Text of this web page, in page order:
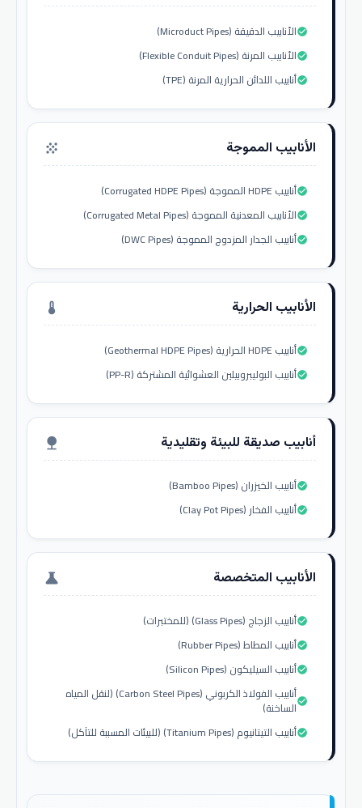
الأنابيب الدقيقة (Microduct Pipes)check_circle
الأنابيب المرنة (Flexible Conduit Pipes)check_circle
أنابيب اللدائن الحرارية المرنة (TPE)check_circle
الأنابيب المموجة grain
أنابيب HDPE المموجة (Corrugated HDPE Pipes)check_circle
الأنابيب المعدنية المموجة (Corrugated Metal Pipes)check_circle
أنابيب الجدار المزدوج المموجة (DWC Pipes)check_circle
الأنابيب الحرارية thermostat
أنابيب HDPE الحرارية (Geothermal HDPE Pipes)check_circle
أنابيب البوليبروبيلين العشوائية المشتركة (PP-R)check_circle
أنابيب صديقة للبيئة وتقليدية nature
أنابيب الخيزران (Bamboo Pipes)check_circle
أنابيب الفخار (Clay Pot Pipes)check_circle
الأنابيب المتخصصة science
أنابيب الزجاج (Glass Pipes) (للمختبرات)check_circle
أنابيب المطاط (Rubber Pipes)check_circle
أنابيب السيليكون (Silicon Pipes)check_circle
أنابيب الفولاذ الكربوني (Carbon Steel Pipes) (لنقل المياه
الساخنة)check_circle
أنابيب التيتانيوم (Titanium Pipes) (للبيئات المسببة للتآكل)check_circle